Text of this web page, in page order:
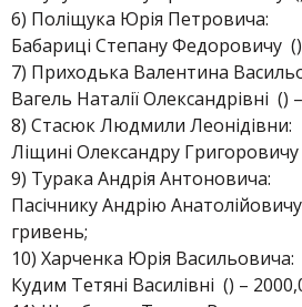
6) Поліщука Юрія Петровича:
Бабариці Степану Федоровичу
7) Приходька Валентина
Вагель Наталії Олександрівні ()
8) Стасюк Людмили Леонідівни:
Ліщині Олександру
9) Турака Андрія Антоновича:
Пасічнику Андрію
гривень;
10) Харченка Юрія Васильовича:
Кудим Тетяні Василівні () –